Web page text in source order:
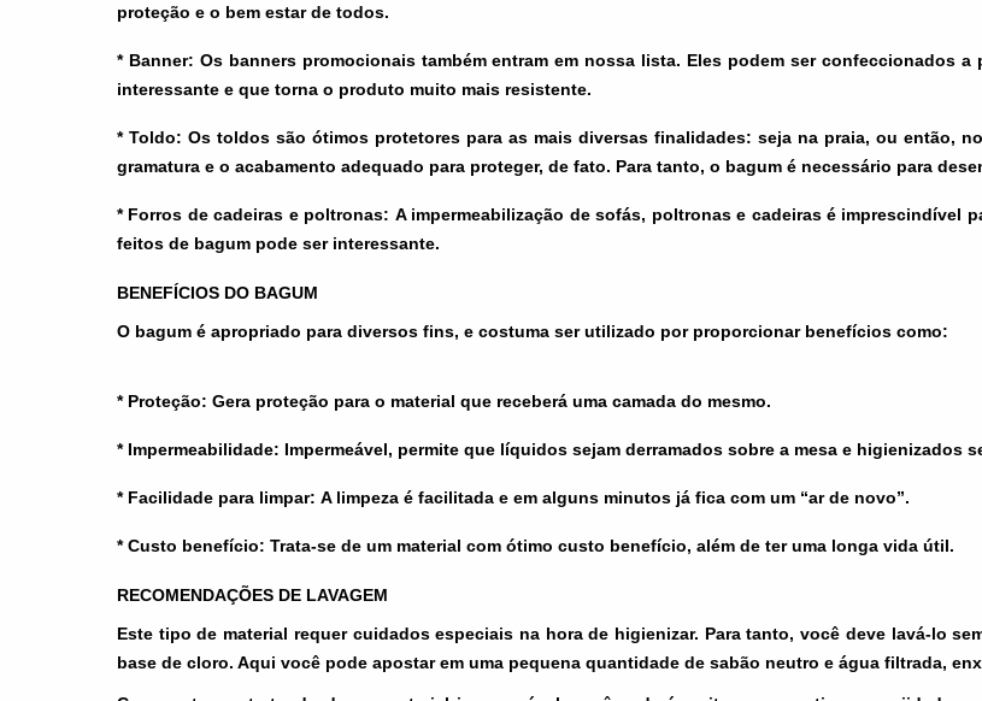
proteção e o bem estar de todos.
* Banner: Os banners promocionais também entram em nossa lista. Eles podem ser confeccionados
interessante e que torna o produto muito mais resistente.
* Toldo: Os toldos são ótimos protetores para as mais diversas finalidades: seja na praia, ou então,
gramatura e o acabamento adequado para proteger, de fato. Para tanto, o bagum é necessário para
* Forros de cadeiras e poltronas: A impermeabilização de sofás, poltronas e cadeiras é imprescindível
feitos de bagum pode ser interessante.
BENEFÍCIOS DO BAGUM
O bagum é apropriado para diversos fins, e costuma ser utilizado por proporcionar benefícios como:
* Proteção: Gera proteção para o material que receberá uma camada do mesmo.
* Impermeabilidade: Impermeável, permite que líquidos sejam derramados sobre a mesa e higienizados
* Facilidade para limpar: A limpeza é facilitada e em alguns minutos já fica com um “ar de novo”.
* Custo benefício: Trata-se de um material com ótimo custo benefício, além de ter uma longa vida útil.
RECOMENDAÇÕES DE LAVAGEM
Este tipo de material requer cuidados especiais na hora de higienizar. Para tanto, você deve lavá-lo
base de cloro. Aqui você pode apostar em uma pequena quantidade de sabão neutro e água filtrada,